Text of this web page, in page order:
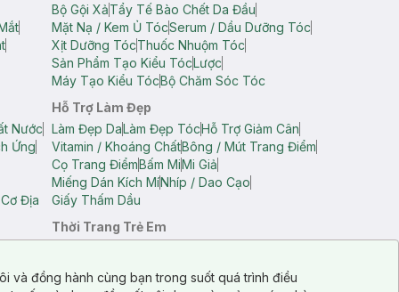
Bộ Gội XảTẩy Tế Bào Chết Da Đầu
Mặt Nạ / Kem Ủ TócSerum / Dầu Dưỡng Tóc
Xịt Dưỡng TócThuốc Nhuộm Tóc
Sản Phẩm Tạo Kiểu TócLược
Máy Tạo Kiểu TócBộ Chăm Sóc Tóc
Nước
Ứng
Địa
Hỗ Trợ Làm Đẹp
Làm Đẹp DaLàm Đẹp TócHỗ Trợ Giảm Cân
Vitamin / Khoáng ChấtBông / Mút Trang Điểm
Cọ Trang ĐiểmBấm MiMi Giả
Miếng Dán Kích MíNhíp / Dao Cạo
Giấy Thấm Dầu
Thời Trang Trẻ Em
và đồng hành cùng bạn trong suốt quá trình điều